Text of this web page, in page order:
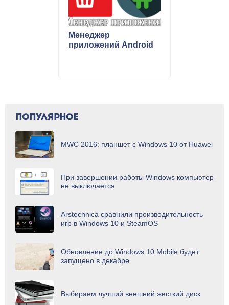
Менеджер
приложений Android
ПОПУЛЯРНОЕ
MWC 2016: планшет с Windows 10 от Huawei
При завершении работы Windows компьютер
не выключается
Arstechnica сравнили производительность
игр в Windows 10 и SteamOS
Обновление до Windows 10 Mobile будет
запущено в декабре
Выбираем лучший внешний жесткий диск